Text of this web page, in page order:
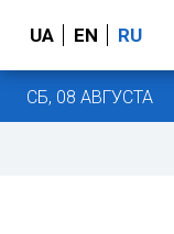
UA EN RU
СБ, 08 АВГУСТА